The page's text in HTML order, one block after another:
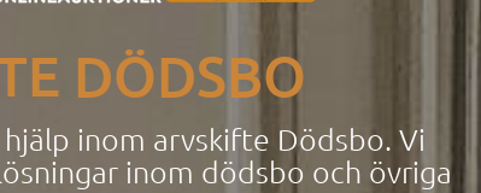
DÖDSBO
inom arvskifte Dödsbo. Vi
inom dödsbo och övriga